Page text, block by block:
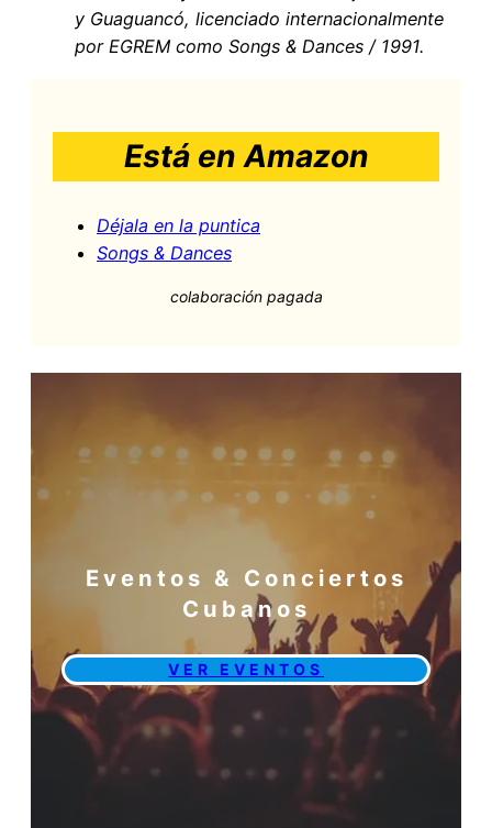
y Guaguancó, licenciado internacionalmente
por EGREM como Songs & Dances / 1991.
Está en Amazon
Déjala en la puntica
Songs & Dances
colaboración pagada
Eventos & Conciertos
Cubanos
VER EVENTOS